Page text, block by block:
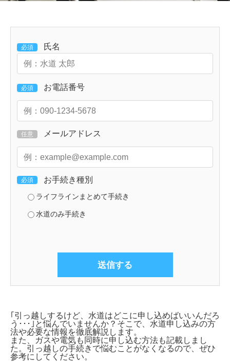
必須 氏名
必須 お電話番号
任意 メールアドレス
必須 お手続き種別
ライフラインまとめて手続き
水道のみ手続き
｢引っ越しするけど、水道はどこに申し込めばいいんだろ
う･･･｣と悩んでいませんか？そこで、 水道申し込みの方
法や必要な情報を徹底解説します。
また、ガスや電気も同時に申し込む方法も記載しまし
た。引っ越しの手続きで悩むことがなくなるので、ぜひ
参考にしてください。